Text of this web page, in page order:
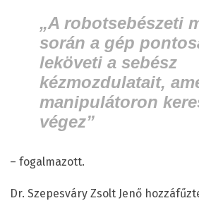
„A robotsebészeti
során a gép
leköveti a sebész
kézmozdulatait,
manipulátoron
végez”
– fogalmazott.
Dr. Szepesváry Zsolt Jenő